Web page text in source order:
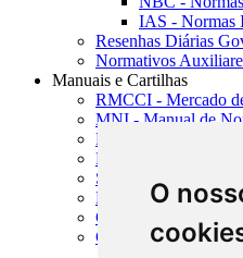
O
IAS - Normas
Resenhas Diárias
Normativos
Manuais e Cartilhas
RMCCI - Mercado
MNI - Manual de
MTVM - Manual de
MCR - Manual de
SISORF - Manual
MASUP - Manual de
CADOC - Catálogo
CNAE-CONCLA -